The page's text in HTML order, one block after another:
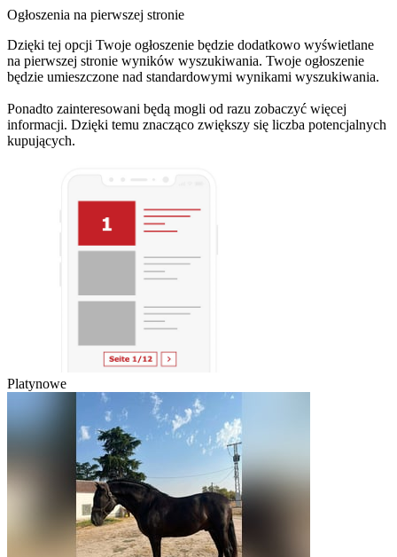
Ogłoszenia na pierwszej stronie
Dzięki tej opcji Twoje ogłoszenie będzie dodatkowo wyświetlane
na pierwszej stronie wyników wyszukiwania. Twoje ogłoszenie
będzie umieszczone nad standardowymi wynikami wyszukiwania.
Ponadto zainteresowani będą mogli od razu zobaczyć więcej
informacji. Dzięki temu znacząco zwiększy się liczba potencjalnych
kupujących.
Platynowe